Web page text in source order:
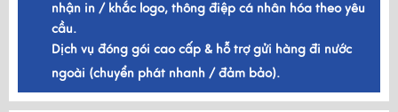
nhận in / khắc logo, thông điệp cá nhân hóa theo yêu
cầu.
Dịch vụ đóng gói cao cấp & hỗ trợ gửi hàng đi nước
ngoài (chuyển phát nhanh / đảm bảo).